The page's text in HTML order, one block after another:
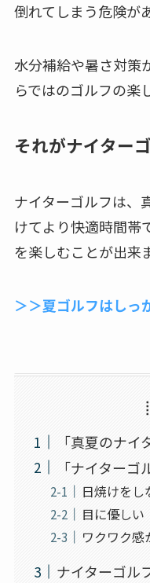
倒れてしまう危険が
水分補給や暑さ対策
らではのゴルフの楽
それがナイター
ナイターゴルフは、
けてより快適時間帯
を楽しむことが出来
＞＞夏ゴルフはしっ
「真夏のナイ
「ナイターゴ
日焼けをし
目に優しい
ワクワク感
ナイターゴル